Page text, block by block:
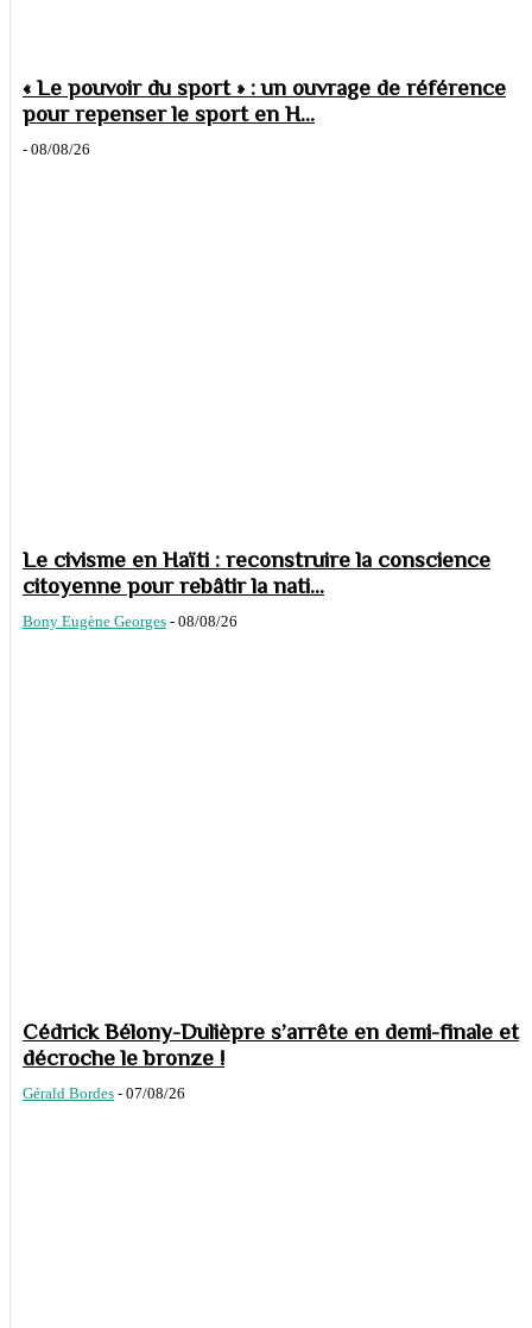
« Le pouvoir du sport » : un ouvrage de référence
pour repenser le sport en H...
- 08/08/26
Le civisme en Haïti : reconstruire la conscience
citoyenne pour rebâtir la nati...
Bony Eugène Georges - 08/08/26
Cédrick Bélony-Dulièpre s’arrête en demi-finale et
décroche le bronze !
Gérald Bordes - 07/08/26